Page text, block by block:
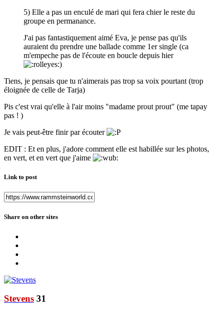
5) Elle a pas un enculé de mari qui fera chier le reste du
groupe en permanance.
J'ai pas fantastiquement aimé Eva, je pense pas qu'ils
auraient du prendre une ballade comme 1er single (ca
m'empeche pas de l'écoute en boucle depuis hier
)
Tiens, je pensais que tu n'aimerais pas trop sa voix pourtant (trop
éloignée de celle de Tarja)
Pis c'est vrai qu'elle à l'air moins "madame prout prout" (me tapay
pas ! )
Je vais peut-être finir par écouter
EDIT : Et en plus, j'adore comment elle est habillée sur les photos,
en vert, et en vert que j'aime
Link to post
Share on other sites
Stevens 31